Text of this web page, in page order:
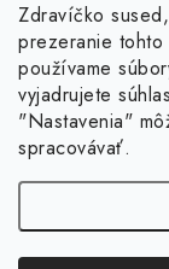
Zdravíčko
prezeranie
používame
vyjadrujete
"Nastavenia"
spracovávať.
O nás
Kontakty
História a súčasnosť
Susedov blog
Všetko o nákupe
Doprava a platba
Dokumenty